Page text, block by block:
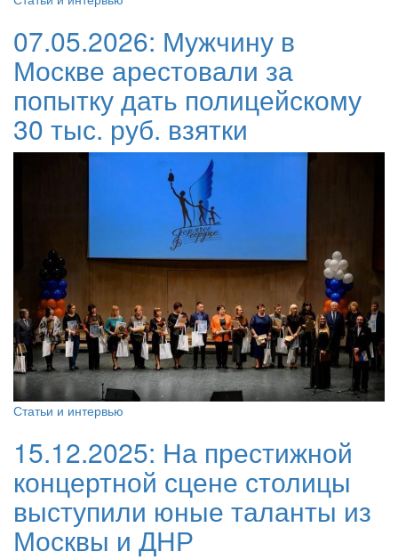
07.05.2026: Мужчину в
Москве арестовали за
попытку дать полицейскому
30 тыс. руб. взятки
Статьи и интервью
15.12.2025: На престижной
концертной сцене столицы
выступили юные таланты из
Москвы и ДНР